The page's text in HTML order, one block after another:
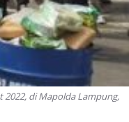
2022, di Mapolda Lampung,